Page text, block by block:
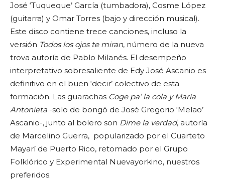
José ‘Tuqueque’ García (tumbadora), Cosme López
(guitarra) y Omar Torres (bajo y dirección musical).
Este disco contiene trece canciones, incluso la
versión Todos los ojos te miran, número de la nueva
trova autoría de Pablo Milanés. El desempeño
interpretativo sobresaliente de Edy José Ascanio es
definitivo en el buen ‘decir’ colectivo de esta
formación. Las guarachas Coge pa’ la cola y María
Antonieta -solo de bongó de José Gregorio ‘Melao’
Ascanio-, junto al bolero son Dime la verdad, autoría
de Marcelino Guerra, popularizado por el Cuarteto
Mayarí de Puerto Rico, retomado por el Grupo
Folklórico y Experimental Nuevayorkino, nuestros
preferidos.